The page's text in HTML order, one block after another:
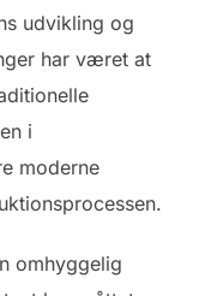
udvikling og
har været at
i
moderne
omhyggelig